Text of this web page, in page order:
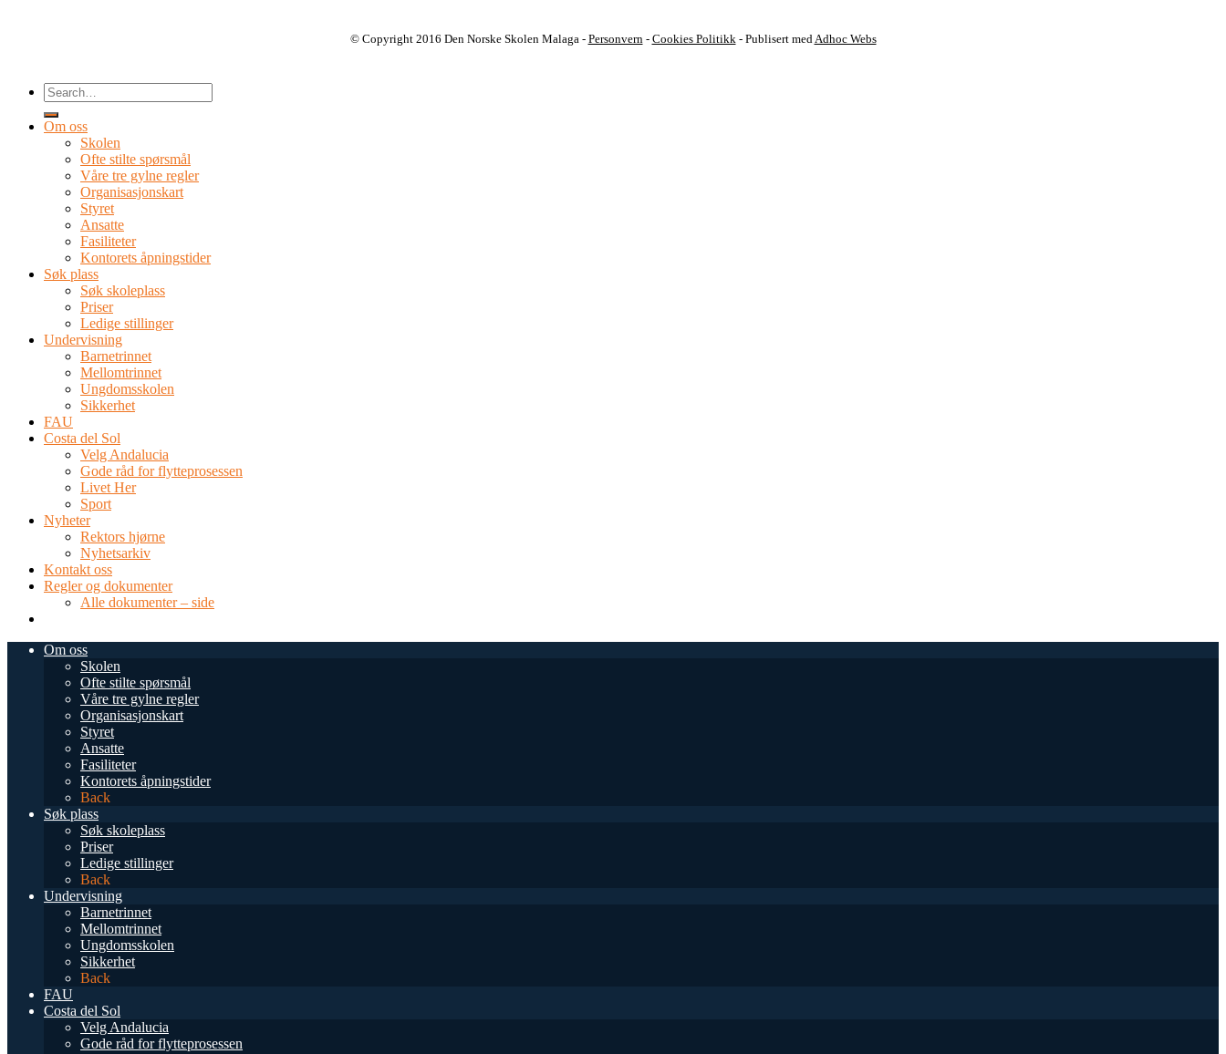
© Copyright 2016 Den Norske Skolen Malaga - Personvern - Cookies Politikk - Publisert med Adhoc Webs
Om oss
Skolen
Ofte stilte spørsmål
Våre tre gylne regler
Organisasjonskart
Styret
Ansatte
Fasiliteter
Kontorets åpningstider
Søk plass
Søk skoleplass
Priser
Ledige stillinger
Undervisning
Barnetrinnet
Mellomtrinnet
Ungdomsskolen
Sikkerhet
FAU
Costa del Sol
Velg Andalucia
Gode råd for flytteprosessen
Livet Her
Sport
Nyheter
Rektors hjørne
Nyhetsarkiv
Kontakt oss
Regler og dokumenter
Alle dokumenter – side
Om oss
Skolen
Ofte stilte spørsmål
Våre tre gylne regler
Organisasjonskart
Styret
Ansatte
Fasiliteter
Kontorets åpningstider
Back
Søk plass
Søk skoleplass
Priser
Ledige stillinger
Back
Undervisning
Barnetrinnet
Mellomtrinnet
Ungdomsskolen
Sikkerhet
Back
FAU
Costa del Sol
Velg Andalucia
Gode råd for flytteprosessen